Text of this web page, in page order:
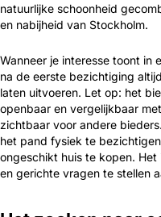
natuurlijke schoonheid
en nabijheid van Stockholm.
Wanneer je interesse toont in
na de eerste bezichtiging
laten uitvoeren. Let op: het
openbaar en vergelijkbaar
zichtbaar voor andere
het pand fysiek te
ongeschikt huis te kopen.
en gerichte vragen te stellen